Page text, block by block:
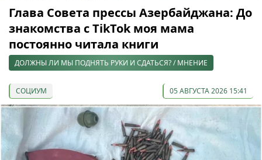
Глава Совета прессы Азербайджана: До
знакомства с TikTok моя мама
постоянно читала книги
ДОЛЖНЫ ЛИ МЫ ПОДНЯТЬ РУКИ И СДАТЬСЯ? / МНЕНИЕ
СОЦИУМ 05 АВГУСТА 2026 15:41